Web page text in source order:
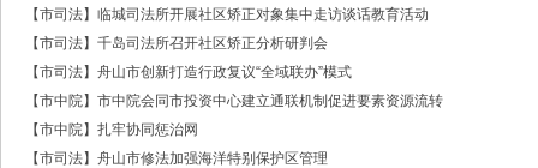
【市司法】临城司法所开展社区矫正对象集中走访谈话教育活动
【市司法】千岛司法所召开社区矫正分析研判会
【市司法】舟山市创新打造行政复议“全域联办”模式
【市中院】市中院会同市投资中心建立通联机制促进要素资源流转
【市中院】扎牢协同惩治网
【市司法】舟山市修法加强海洋特别保护区管理